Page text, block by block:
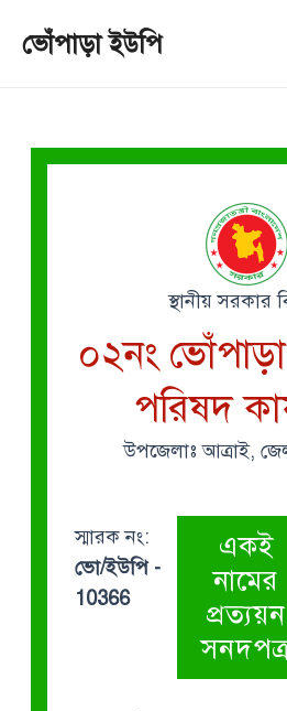
ভোঁপাড়া ইউপি
স্থানীয় সরকার
০২নং
পরিষদ
উপজেলাঃ আত্রাই,
স্মারক নং:
ভো/ইউপি -
10366
একই
নামের
প্রত্যয়ন